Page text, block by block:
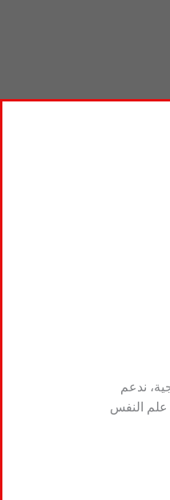
ندعم
النفس